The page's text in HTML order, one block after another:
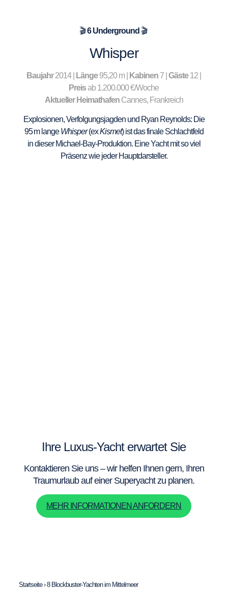
🎬6 Underground 🎬
Whisper
Baujahr2014 | Länge95,20 m | Kabinen 7 |Gäste12 |
Preisab 1.200.000 €/Woche
Aktueller Heimathafen Cannes, Frankreich
Explosionen, Verfolgungsjagden und Ryan Reynolds: Die
95 m langeWhisper(exKismet) ist das finale Schlachtfeld
in dieser Michael-Bay-Produktion. Eine Yacht mit so viel
Präsenz wie jeder Hauptdarsteller.
Ihre Luxus-Yacht erwartet Sie
Kontaktieren Sie uns – wir helfen Ihnen gern, Ihren
Traumurlaub auf einer Superyacht zu planen.
MEHR INFORMATIONEN ANFORDERN
Startseite›8 Blockbuster-Yachten im Mittelmeer